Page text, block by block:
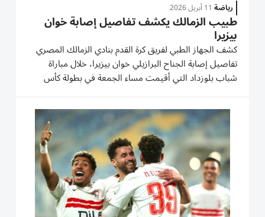
رياضة 11 أبريل 2026
طبيب الزمالك يكشف تفاصيل إصابة خوان
بيزيرا
كشف الجهاز الطبي لفريق كرة القدم بنادي الزمالك المصري
تفاصيل إصابة الجناح البرازيلي خوان بيزيرا، خلال مباراة
شباب بلوزداد التي أقيمت مساء الجمعة في بطولة كأس
الكونفدرالية الإفريقية. وأكد الجهاز الطبي للزمالك في بيان
نشره النادي عبر موقعه، أن بيزيرا، 23 عاماً، شعر بإجهاد...